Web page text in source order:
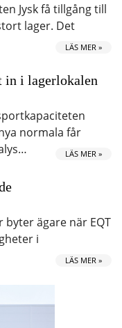
Jysk få tillgång till
lager. Det
LÄS MER »
in i lagerlokalen
normala får
LÄS MER »
ägare när EQT
i
LÄS MER »